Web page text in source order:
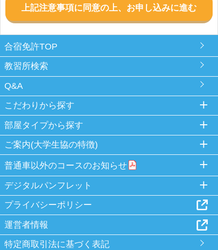
上記注意事項に同意の上、お申し込みに進む
合宿免許TOP
教習所検索
Q&A
こだわりから探す
部屋タイプから探す
ご案内(大学生協の特徴)
普通車以外のコースのお知らせ
デジタルパンフレット
プライバシーポリシー
運営者情報
特定商取引法に基づく表記